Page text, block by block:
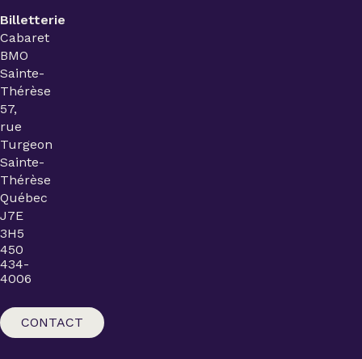
Billetterie
Cabaret
BMO
Sainte-
Thérèse
57,
rue
Turgeon
Sainte-
Thérèse
Québec
J7E
3H5
450
434-
4006
CONTACT